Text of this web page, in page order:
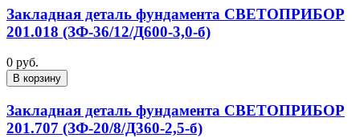
Закладная деталь фундамента СВЕТОПРИБОР
201.018 (ЗФ-36/12/Д600-3,0-б)
0 руб.
В корзину
Закладная деталь фундамента СВЕТОПРИБОР
201.707 (ЗФ-20/8/Д360-2,5-б)